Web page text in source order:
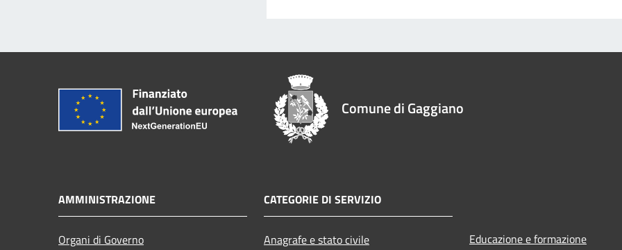
Comune di Gaggiano
AMMINISTRAZIONE
Organi di Governo
CATEGORIE DI SERVIZIO
Anagrafe e stato civile
Educazione e formazione